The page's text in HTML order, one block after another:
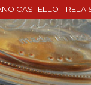
CASTELLO -